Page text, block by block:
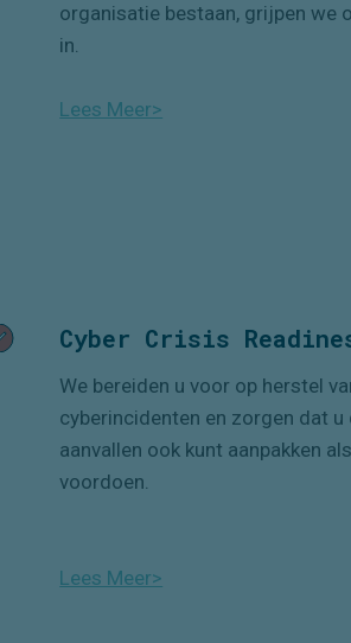
organisatie bestaan, grijpen we
in.
Lees Meer>
Cyber Crisis
We bereiden u voor op herstel
cyberincidenten en zorgen dat u
aanvallen ook kunt aanpakken
voordoen.
Lees Meer>